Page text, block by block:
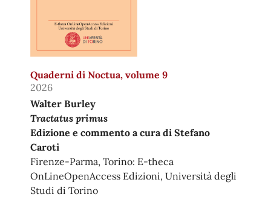
Quaderni di Noctua, volume 9
2026
Walter Burley
Tractatus primus
Edizione e commento a cura di Stefano
Caroti
Firenze-Parma, Torino: E-theca
OnLineOpenAccess Edizioni, Università degli
Studi di Torino